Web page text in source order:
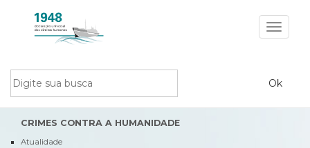
Toggle
CRIMES CONTRA A HUMANIDADE
Atualidade